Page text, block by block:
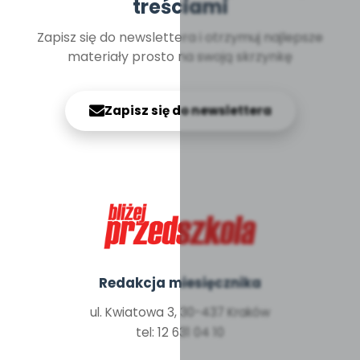
treściami
Zapisz się do newslettera i otrzymuj najlepsze
materiały prosto na swoją skrzynkę
Zapisz się do newslettera
Redakcja miesięcznika
ul. Kwiatowa 3, 30-437 Kraków
tel: 12 631 04 10